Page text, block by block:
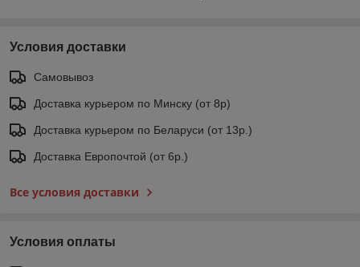
Условия доставки
Самовывоз
Доставка курьером по Минску (от 8р)
Доставка курьером по Беларуси (от 13р.)
Доставка Европочтой (от 6р.)
Все условия доставки
Условия оплаты